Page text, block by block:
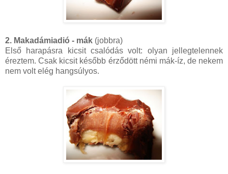
2. Makadámiadió - mák (jobbra)
Első harapásra kicsit csalódás volt: olyan jellegtelennek
éreztem. Csak kicsit később érződött némi mák-íz, de nekem
nem volt elég hangsúlyos.